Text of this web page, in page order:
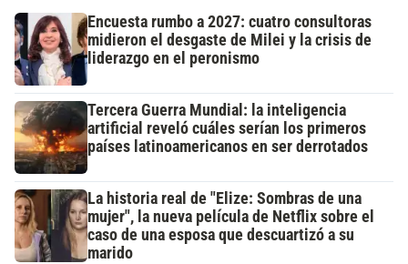
Encuesta rumbo a 2027: cuatro consultoras
midieron el desgaste de Milei y la crisis de
liderazgo en el peronismo
Tercera Guerra Mundial: la inteligencia
artificial reveló cuáles serían los primeros
países latinoamericanos en ser derrotados
La historia real de "Elize: Sombras de una
mujer", la nueva película de Netflix sobre el
caso de una esposa que descuartizó a su
marido